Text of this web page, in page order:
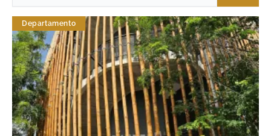
Departamento